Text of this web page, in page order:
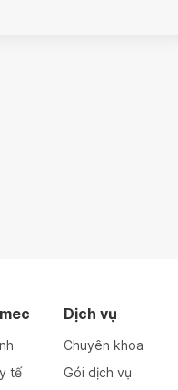
tế
Dịch vụ
Chuyên khoa
Gói dịch vụ